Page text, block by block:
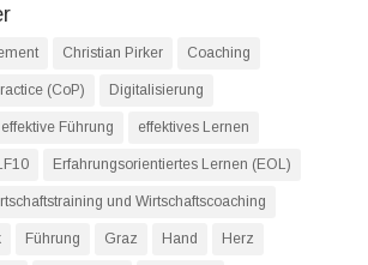
Christian Pirker Coaching
(CoP) Digitalisierung
effektive Führung effektives Lernen
Erfahrungsorientiertes Lernen (EOL)
und Wirtschaftscoaching
Führung Graz Hand Herz